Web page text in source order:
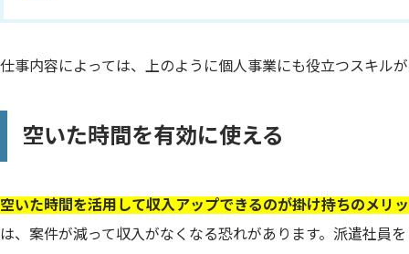
仕事内容によっては、上のように個人事業にも役立つスキル
空いた時間を有効に使える
空いた時間を活用して収入アップできるのが掛け持ちのメリ
は、案件が減って収入がなくなる恐れがあります。派遣社員